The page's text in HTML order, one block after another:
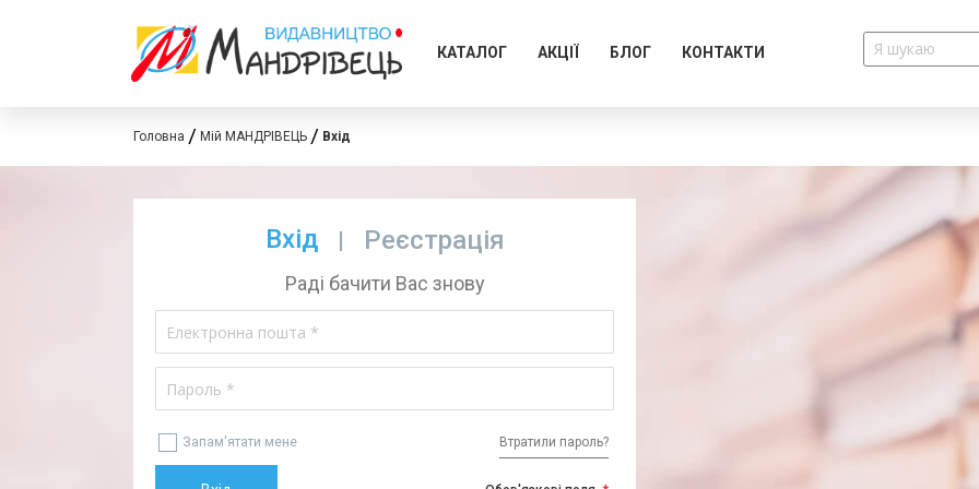
КАТАЛОГ АКЦІЇ БЛОГ КОНТАКТИ
Головна Мій МАНДРІВЕЦЬ Вхід
Вхід Реєстрація
Раді бачити Вас знову
Запам'ятати мене Втратили пароль?